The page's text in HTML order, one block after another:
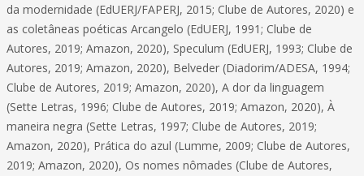
da modernidade (EdUERJ/FAPERJ, 2015; Clube de Autores, 2020) e
as coletâneas poéticas Arcangelo (EdUERJ, 1991; Clube de
Autores, 2019; Amazon, 2020), Speculum (EdUERJ, 1993; Clube de
Autores, 2019; Amazon, 2020), Belveder (Diadorim/ADESA, 1994;
Clube de Autores, 2019; Amazon, 2020), A dor da linguagem
(Sette Letras, 1996; Clube de Autores, 2019; Amazon, 2020), À
maneira negra (Sette Letras, 1997; Clube de Autores, 2019;
Amazon, 2020), Prática do azul (Lumme, 2009; Clube de Autores,
2019; Amazon, 2020), Os nomes nômades (Clube de Autores,